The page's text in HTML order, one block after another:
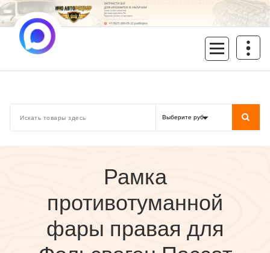
Перейти
к
содержимому
Рамка
противотуманной
фары правая для